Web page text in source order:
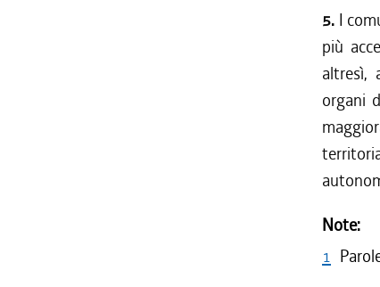
5. I
più
altresì,
organi
Note:
1